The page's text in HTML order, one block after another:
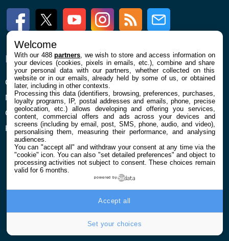
FacebookTwitter Youtube InstagramRSS Newsletter
ENTREPRISE
Qui sommes nous
Mentions légales et CGU
Confidentialité et Cookies
Préférences cookies
À PROPOS
La rédaction
Contact
Welcome
With our 488partners , we wish to store and access information on
your devices (cookies, pixels in emails, etc.), combine and share
your personal data with our partners, whether collected on this
website or in our emails, already held by some of us, or obtained
later, including in other contexts.
Processing this data (identifiers, browsing, preferences, purchases,
loyalty programs, IP, postal addresses and emails, phone, precise
geolocation, etc.) allows developing and offering you services,
content, commercial offers and ads across your devices and
screens (including by email, post, SMS, phone, audio, and video),
personalising them, measuring their performance, and analysing
audiences.
You can "accept all" and withdraw your consent at any time via the
"cookie" icon. You can also "set detailed preferences" and object to
processing activities not subject to consent. These choices remain
valid for 6 months.
powered by
Set your choices
Accept all